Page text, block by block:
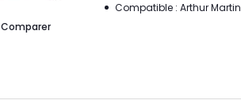
Comparer
Compatible : Arthur Martin